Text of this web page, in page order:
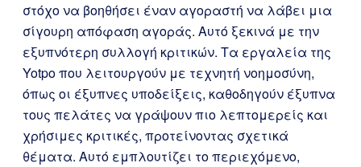
στόχο να βοηθήσει έναν αγοραστή να λάβει μια
σίγουρη απόφαση αγοράς. Αυτό ξεκινά με την
εξυπνότερη συλλογή κριτικών. Τα εργαλεία της
Yotpo που λειτουργούν με τεχνητή νοημοσύνη,
όπως οι έξυπνες υποδείξεις, καθοδηγούν έξυπνα
τους πελάτες να γράψουν πιο λεπτομερείς και
χρήσιμες κριτικές, προτείνοντας σχετικά
θέματα. Αυτό εμπλουτίζει το περιεχόμενο,